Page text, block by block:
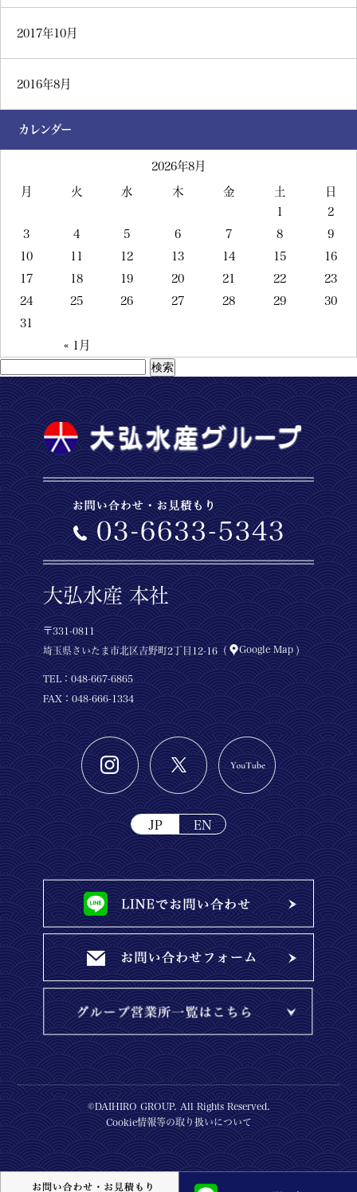
2017年10月
2016年8月
カレンダー
2026年8月
月 火 水 木 金 土 日
« 1月
1
2
3
4 5 6 7 8
9
10
11 12 13 14 15
16
17
18 19 20 21 22
23
24
25 26 27 28 29
30
31
大弘水産 本社
〒331-0811
埼玉県さいたま市北区吉野町2丁目12-16（ Google Map ）
TEL： 048-667-6865
FAX：048-666-1334
JP EN
©DAIHIRO GROUP. All Rights Reserved.
Cookie情報等の取り扱いについて